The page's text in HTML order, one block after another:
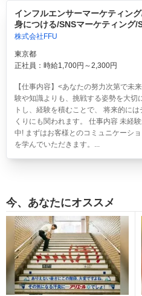
インフルエンサーマーケティン
身につける/SNSマーケティング/
株式会社FFU
東京都
正社員：時給1,700円～2,300円
【仕事内容】<あなたの努力次第で未
験や知識よりも、挑戦する姿勢を大切
トし、経験を積むことで、 将来的に
くりにも関われます。 仕事内容 未経
中! まずはお客様とのコミュニケーシ
を学んでいただきます。...
今、あなたにオススメ